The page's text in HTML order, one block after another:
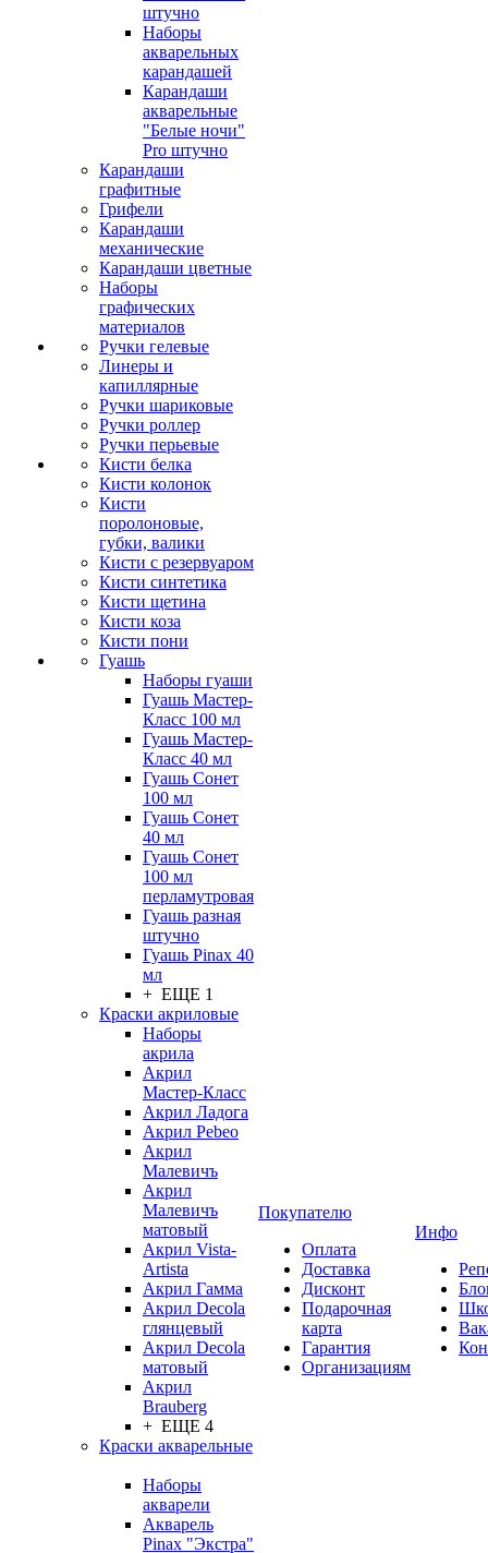
штучно
Наборы
акварельных
карандашей
Карандаши
акварельные
"Белые ночи"
Pro штучно
Карандаши
графитные
Грифели
Карандаши
механические
Карандаши цветные
Наборы
графических
материалов
Ручки гелевые
Линеры и
капиллярные
Ручки шариковые
Ручки роллер
Ручки перьевые
Кисти белка
Кисти колонок
Кисти
поролоновые,
губки, валики
Кисти с резервуаром
Кисти синтетика
Кисти щетина
Кисти коза
Кисти пони
Гуашь
Наборы гуаши
Гуашь Мастер-
Класс 100 мл
Гуашь Мастер-
Класс 40 мл
Гуашь Сонет
100 мл
Гуашь Сонет
40 мл
Гуашь Сонет
100 мл
перламутровая
Гуашь разная
штучно
Гуашь Pinax 40
мл
+ ЕЩЕ 1
Краски акриловые
Наборы
акрила
Акрил
Мастер-Класс
Акрил Ладога
Акрил Pebeo
Акрил
Малевичъ
Акрил
Малевичъ
матовый
Акрил Vista-
Artista
Акрил Гамма
Акрил Decola
глянцевый
Акрил Decola
матовый
Акрил
Brauberg
+ ЕЩЕ 4
Краски акварельные
Наборы
акварели
Акварель
Pinax "Экстра"
Покупателю
Оплата
Доставка
Дисконт
Подарочная
карта
Гарантия
Организациям
Инфо